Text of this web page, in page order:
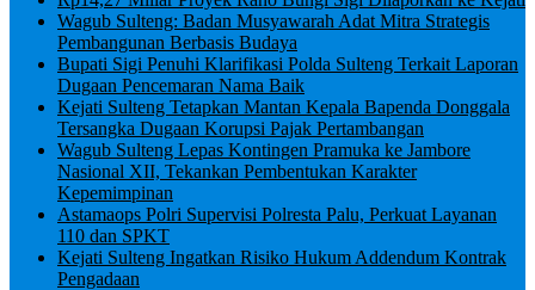
Wagub Sulteng: Badan Musyawarah Adat Mitra Strategis
Pembangunan Berbasis Budaya
Bupati Sigi Penuhi Klarifikasi Polda Sulteng Terkait Laporan
Dugaan Pencemaran Nama Baik
Kejati Sulteng Tetapkan Mantan Kepala Bapenda Donggala
Tersangka Dugaan Korupsi Pajak Pertambangan
Wagub Sulteng Lepas Kontingen Pramuka ke Jambore
Nasional XII, Tekankan Pembentukan Karakter
Kepemimpinan
Astamaops Polri Supervisi Polresta Palu, Perkuat Layanan
110 dan SPKT
Kejati Sulteng Ingatkan Risiko Hukum Addendum Kontrak
Pengadaan